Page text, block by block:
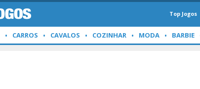
Top Jogos
CARROS CAVALOS COZINHAR MODA BARBIE